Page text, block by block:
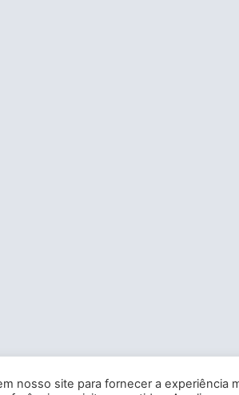
nosso site para fornecer a experiência